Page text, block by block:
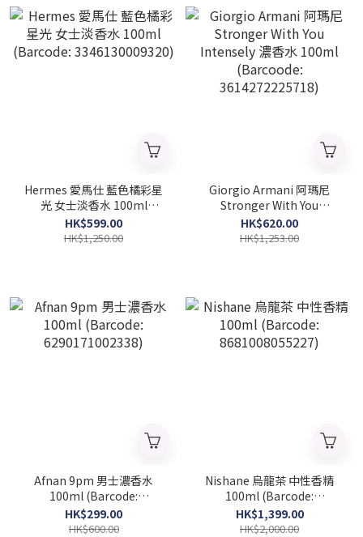
Hermes 愛馬仕 藍色橘彩星
光 女士淡香水 100ml
(Barcode: 3346130009320)
HK$599.00
HK$1,250.00
Giorgio Armani 阿瑪尼
Stronger With You
Intensely 濃香水 100ml
(Barcoode:
HK$620.00
HK$1,253.00
Afnan 9pm 男士濃香水
100ml (Barcode:
6290171002338)
HK$299.00
HK$600.00
Nishane 烏龍茶 中性香精
100ml (Barcode:
8681008055227)
HK$1,399.00
HK$2,000.00